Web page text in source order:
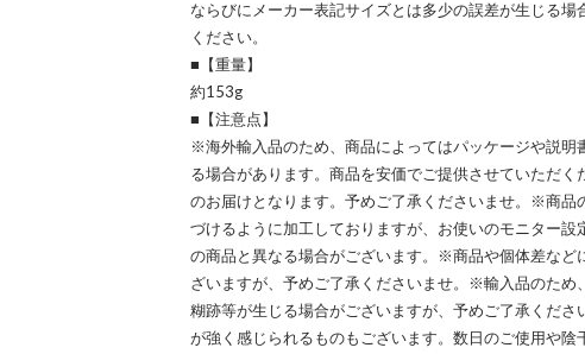
ならびにメーカー表記サイズとは多少の誤差が生じる
ください。
■【重量】
約153g
■【注意点】
※海外輸入品のため、商品によってはパッケージや説明
る場合があります。商品を安価でご提供させていただ
のお届けとなります。予めご了承くださいませ。※商品
づけるように加工しておりますが、お使いのモニター
の商品と異なる場合がございます。※商品や個体差など
ざいますが、予めご了承くださいませ。※輸入品のため
糊跡等が生じる場合がございますが、予めご了承くだ
が強く感じられるものもございます。数日のご使用や